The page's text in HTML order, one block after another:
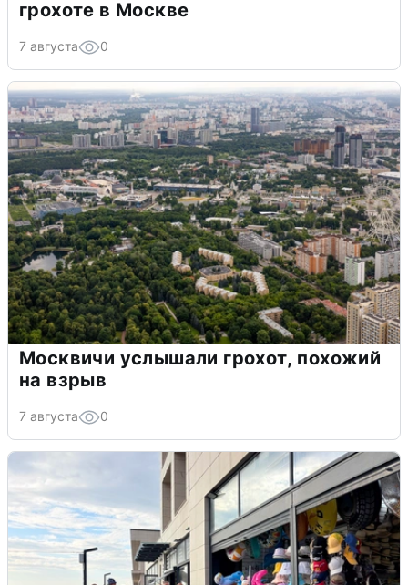
грохоте в Москве
7 августа 0
Москвичи услышали грохот, похожий
на взрыв
7 августа 0